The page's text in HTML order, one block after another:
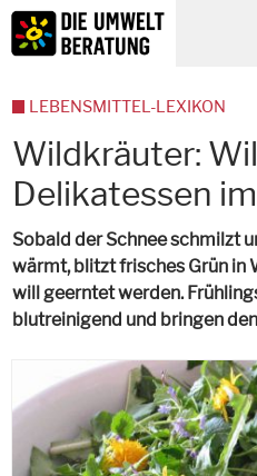
Inhalt
Suche
Wildkräuter:
Delikatessen
Sobald der Schnee schmilzt
wärmt, blitzt frisches Grün in
will geerntet werden.
blutreinigend und bringen
LEBENSMITTEL-LEXIKON